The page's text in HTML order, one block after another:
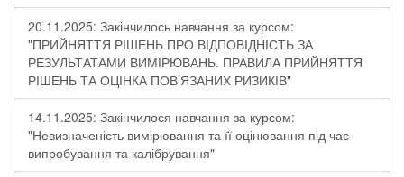
20.11.2025: Закінчилось навчання за курсом:
"ПРИЙНЯТТЯ РІШЕНЬ ПРО ВІДПОВІДНІСТЬ ЗА
РЕЗУЛЬТАТАМИ ВИМІРЮВАНЬ. ПРАВИЛА ПРИЙНЯТТЯ
РІШЕНЬ ТА ОЦІНКА ПОВ’ЯЗАНИХ РИЗИКІВ"
14.11.2025: Закінчилося навчання за курсом:
"Невизначеність вимірювання та її оцінювання під час
випробування та калібрування"